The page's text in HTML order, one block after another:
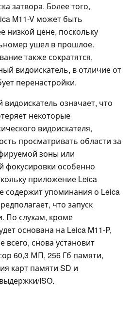
затвора. Более того,
M11-V может быть
низкой цене, поскольку
ушел в прошлое.
также сократятся,
видоискатель, в отличие от
перенастройки.
означает, что
некоторые
видоискателя,
просматривать области за
зоны или
фокусировки особенно
приложение Leica
содержит упоминания о Leica
что запуск
По слухам, кроме
основана на Leica M11-P,
всего, снова установит
60,3 МП, 256 Гб памяти,
карт памяти SD и
ISO.